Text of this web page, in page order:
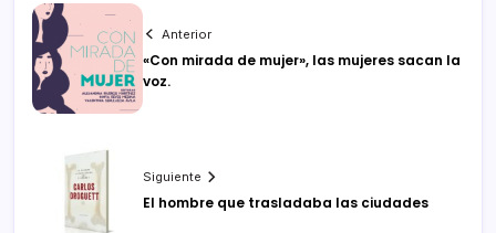
Anterior
«Con mirada de mujer», las mujeres sacan la
voz.
Siguiente
El hombre que trasladaba las ciudades